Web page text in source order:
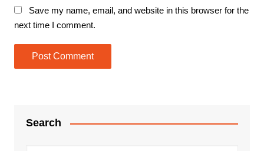
Save my name, email, and website in this browser for the
next time I comment.
Search